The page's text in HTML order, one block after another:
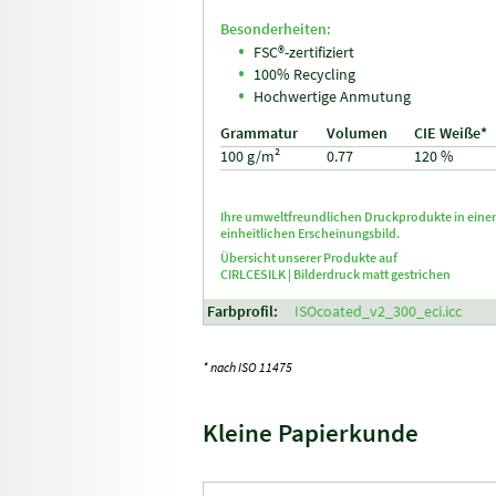
Besonderheiten:
FSC®-zertifiziert
100% Recycling
Hochwertige Anmutung
Farbprofil: ISOcoated_v2_300_eci.icc
Grammatur Volumen
CIE Weiße*
100 g/m²
0.77 120 %
Ihre umweltfreundlichen Druckprodukte in
einheitlichen Erscheinungsbild.
Übersicht unserer Produkte auf
CIRLCESILK | Bilderdruck matt gestrichen
* nach ISO 11475
Kleine Papierkunde